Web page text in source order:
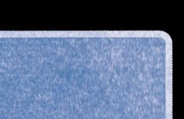
Fachpublikationen
Projektmaterial